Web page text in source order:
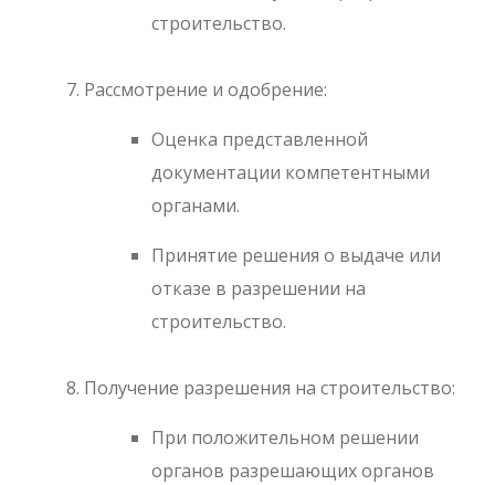
строительство.
Рассмотрение и одобрение:
Оценка представленной
документации компетентными
органами.
Принятие решения о выдаче или
отказе в разрешении на
строительство.
Получение разрешения на строительство:
При положительном решении
органов разрешающих органов